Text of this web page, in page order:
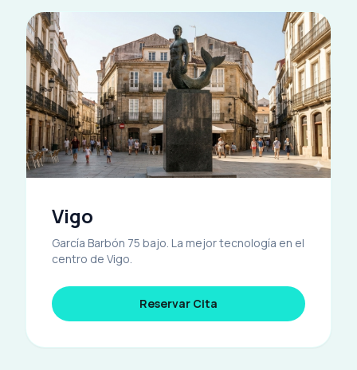
Vigo
García Barbón 75 bajo. La mejor tecnología en el
centro de Vigo.
Reservar Cita